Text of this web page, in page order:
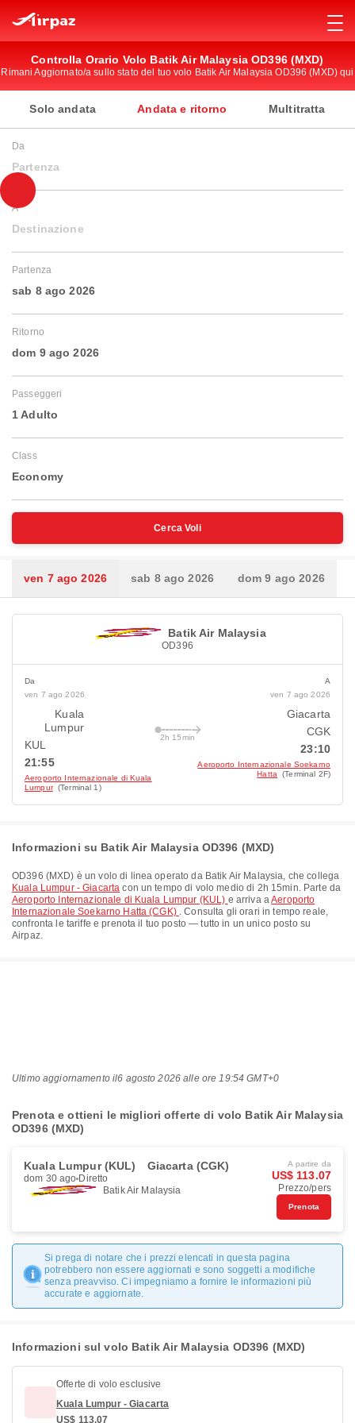
Controlla Orario Volo Batik Air Malaysia OD396 (MXD)
Rimani Aggiornato/a sullo stato del tuo volo Batik Air Malaysia OD396 (MXD) qui
Solo andata Andata e ritorno Multitratta
Da
Partenza
A
Destinazione
Partenza
sab 8 ago 2026
Ritorno
dom 9 ago 2026
Passeggeri
1 Adulto
Class
Economy
Cerca Voli
ven 7 ago 2026 sab 8 ago 2026 dom 9 ago 2026
Batik Air Malaysia
OD396
Da
ven 7 ago 2026
Kuala
Lumpur
KUL
21:55
Aeroporto Internazionale di Kuala
Lumpur (Terminal 1)
2h 15min
A
ven 7 ago 2026
Giacarta
CGK
23:10
Aeroporto Internazionale Soekarno
Hatta
(Terminal 2F)
Informazioni su Batik Air Malaysia OD396 (MXD)
OD396 (MXD) è un volo di linea operato da Batik Air Malaysia, che collega
Kuala Lumpur - Giacarta con un tempo di volo medio di 2h 15min. Parte da
Aeroporto Internazionale di Kuala Lumpur (KUL) e arriva aAeroporto
Internazionale Soekarno Hatta (CGK) . Consulta gli orari in tempo reale,
confronta le tariffe e prenota il tuo posto — tutto in un unico posto su
Airpaz.
Ultimo aggiornamento il6 agosto 2026 alle ore 19:54 GMT+0
Prenota e ottieni le migliori offerte di volo Batik Air Malaysia
OD396 (MXD)
Kuala Lumpur (KUL) Giacarta (CGK)
dom 30 ago Diretto
Batik Air Malaysia
A partire da
US$ 113.07
Prezzo/pers
Prenota
Si prega di notare che i prezzi elencati in questa pagina
potrebbero non essere aggiornati e sono soggetti a modifiche
senza preavviso. Ci impegniamo a fornire le informazioni più
accurate e aggiornate.
Informazioni sul volo Batik Air Malaysia OD396 (MXD)
Offerte di volo esclusive
Kuala Lumpur - Giacarta
US$ 113.07